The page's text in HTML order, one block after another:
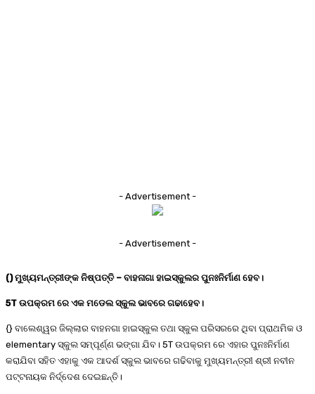
- Advertisement -
- Advertisement -
() ମୁଖ୍ୟମନ୍ତ୍ରୀଙ୍କ ନିଷ୍ପତ୍ତି – ବାହନାଗା ହାଇସ୍କୁଲର ପୁନଃନିର୍ମାଣ ହେବ।
5T ଉପକ୍ରମ ରେ ଏକ ମଡେଲ ସ୍କୁଲ ଭାବରେ ଗଢାହେବ।
‍{} ବାଲେଶ୍ୱର ଜିଲ୍ଲାର ବାହନଗା ହାଇସ୍କୁଲ ତଥା ସ୍କୁଲ ପରିସରରେ ଥିବା ପ୍ରାଥମିକ ଓ
elementary ସ୍କୁଲ ସମ୍ପୂର୍ଣ୍ଣ ଭଙ୍ଗା ଯିବ। 5T ଉପକ୍ରମ ରେ ଏହାର ପୁନଃନିର୍ମାଣ
କରାଯିବା ସହିତ ଏହାକୁ ଏକ ଆଦର୍ଶ ସ୍କୁଲ ଭାବରେ ଗଢିବାକୁ ମୁଖ୍ୟମନ୍ତ୍ରୀ ଶ୍ରୀ ନବୀନ
ପଟ୍ଟନାୟକ ନିର୍ଦ୍ଦେଶ ଦେଇଛନ୍ତି।